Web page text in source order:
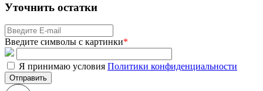
Уточнить остатки
Введите символы с картинки*
Я принимаю условия Политики конфиденциальности
Отправить